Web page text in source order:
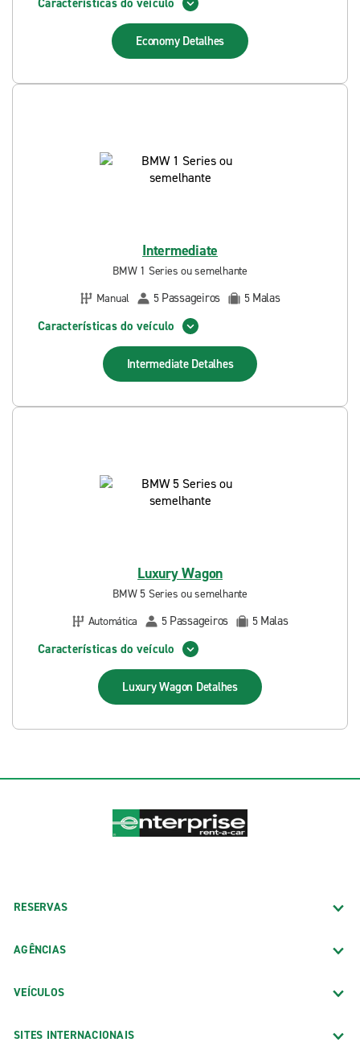
Economy Detalhes
Intermediate
BMW 1 Series ou semelhante
Manual
5 Passageiros 5 Malas
Características do veículo
Intermediate Detalhes
Luxury Wagon
BMW 5 Series ou semelhante
Automática
5 Passageiros 5 Malas
Características do veículo
Luxury Wagon Detalhes
RESERVAS
AGÊNCIAS
VEÍCULOS
SITES INTERNACIONAIS